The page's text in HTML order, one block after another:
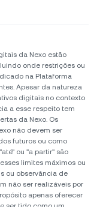
da Nexo estão
onde restrições ou
na Plataforma
Apesar da natureza
digitais no contexto
a esse respeito tem
da Nexo. Os
não devem ser
futuros ou como
ou "a partir" são
limites máximos ou
ou observância de
não ser realizáveis por
apenas oferecer